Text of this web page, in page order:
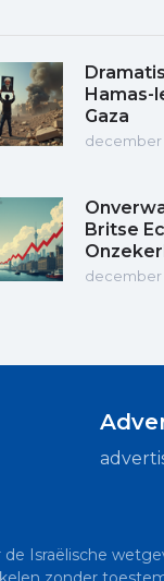
Hamas-
Gaza
december
Britse
december
Israëlische